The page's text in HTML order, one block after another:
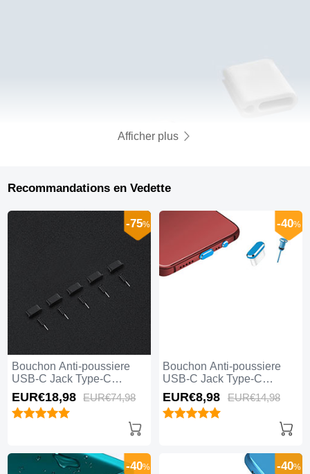
Afficher plus
Recommandations en Vedette
Bouchon Anti-poussiere
USB-C Jack Type-C
Universel 5PCS H02 pour
Apple iPhone 15 Plus Noir
-75%
EUR€18,98 EUR€74,98
Bouchon Anti-poussiere
USB-C Jack Type-C
Universel H17 pour Apple
iPhone 15 Plus Bleu
-40%
EUR€8,98 EUR€14,98
-40% -40%